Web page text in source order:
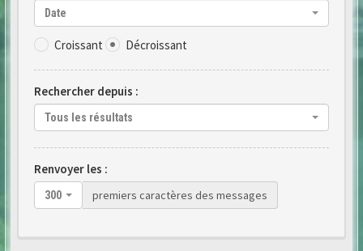
Date
Croissant Décroissant
Rechercher depuis :
Tous les résultats
Renvoyer les :
300 premiers caractères des messages